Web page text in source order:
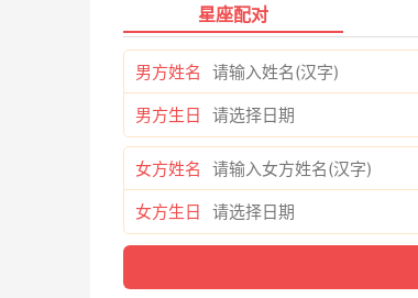
星座配对
男方姓名
男方生日
女方姓名
女方生日